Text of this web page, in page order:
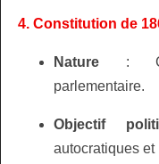
4. Constitution de
Nature :
parlementaire.
Objectif
autocratiques